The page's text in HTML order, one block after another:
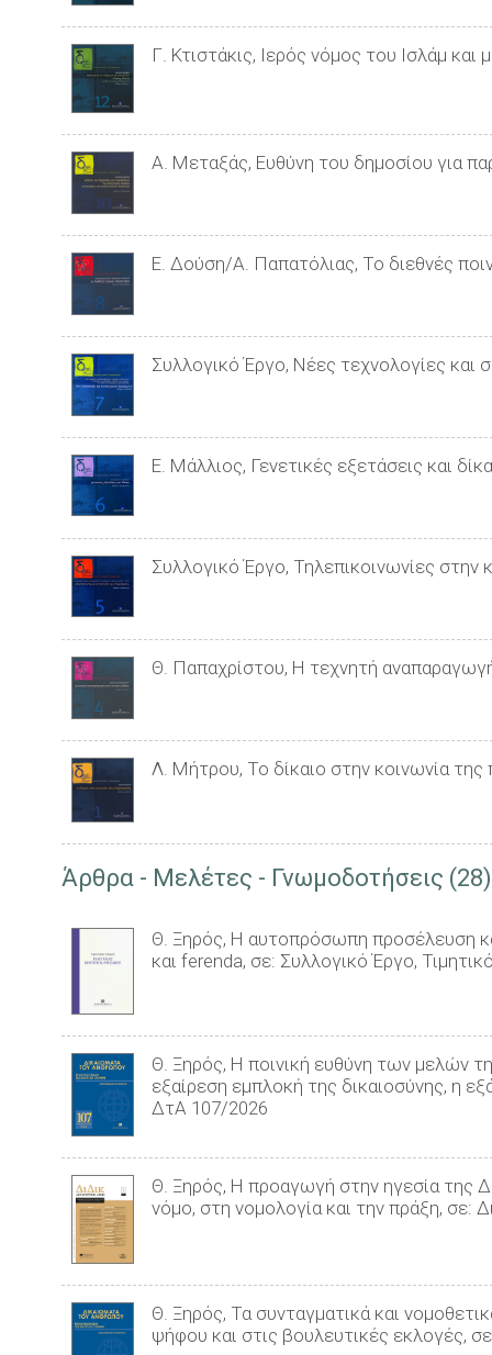
Γ. Κτιστάκις, Ιερός νόμος του Ισλάμ
Α. Μεταξάς, Ευθύνη του δημοσίου για
Ε. Δούση/Α. Παπατόλιας, Το διεθνές
Συλλογικό Έργο, Νέες τεχνολογίες και
Ε. Μάλλιος, Γενετικές εξετάσεις και
Συλλογικό Έργο, Τηλεπικοινωνίες στην
Θ. Παπαχρίστου, Η τεχνητή
Λ. Μήτρου, Το δίκαιο στην κοινωνία της
Άρθρα - Μελέτες - Γνωμοδοτήσεις (28)
Θ. Ξηρός, Η αυτοπρόσωπη προσέλευση
και ferenda, σε: Συλλογικό Έργο,
Θ. Ξηρός, H ποινική ευθύνη των μελών
εξαίρεση εμπλοκή της δικαιοσύνης, η
ΔτΑ 107/2026
Θ. Ξηρός, Η προαγωγή στην ηγεσία της
νόμο, στη νομολογία και την πράξη, σε:
Θ. Ξηρός, Τα συνταγματικά και
ψήφου και στις βουλευτικές εκλογές,